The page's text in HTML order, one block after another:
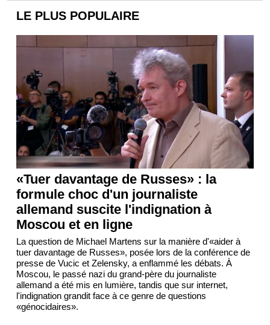
LE PLUS POPULAIRE
«Tuer davantage de Russes» : la
formule choc d'un journaliste
allemand suscite l'indignation à
Moscou et en ligne
La question de Michael Martens sur la manière d'«aider à
tuer davantage de Russes», posée lors de la conférence de
presse de Vucic et Zelensky, a enflammé les débats. À
Moscou, le passé nazi du grand-père du journaliste
allemand a été mis en lumière, tandis que sur internet,
l'indignation grandit face à ce genre de questions
«génocidaires».